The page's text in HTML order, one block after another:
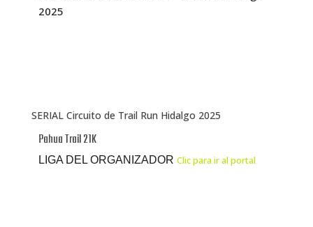
2025
SERIAL Circuito de Trail Run Hidalgo 2025
Pahua Trail 21K
LIGA DEL ORGANIZADOR Clic para ir al portal